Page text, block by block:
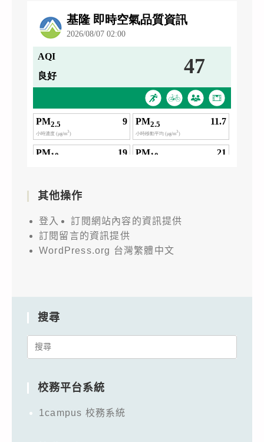
其他操作
登入
訂閱網站內容的資訊提供
訂閱留言的資訊提供
WordPress.org 台灣繁體中文
搜尋
Search
校務平台系統
1campus 校務系統